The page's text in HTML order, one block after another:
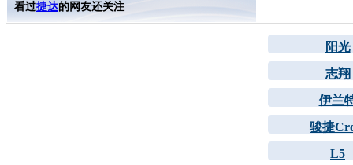
看过捷达的网友还关注
阳光
志翔
伊兰
骏捷
L5